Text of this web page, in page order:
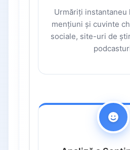
Urmăriți instantaneu
mențiuni și cuvinte
sociale, site-uri de